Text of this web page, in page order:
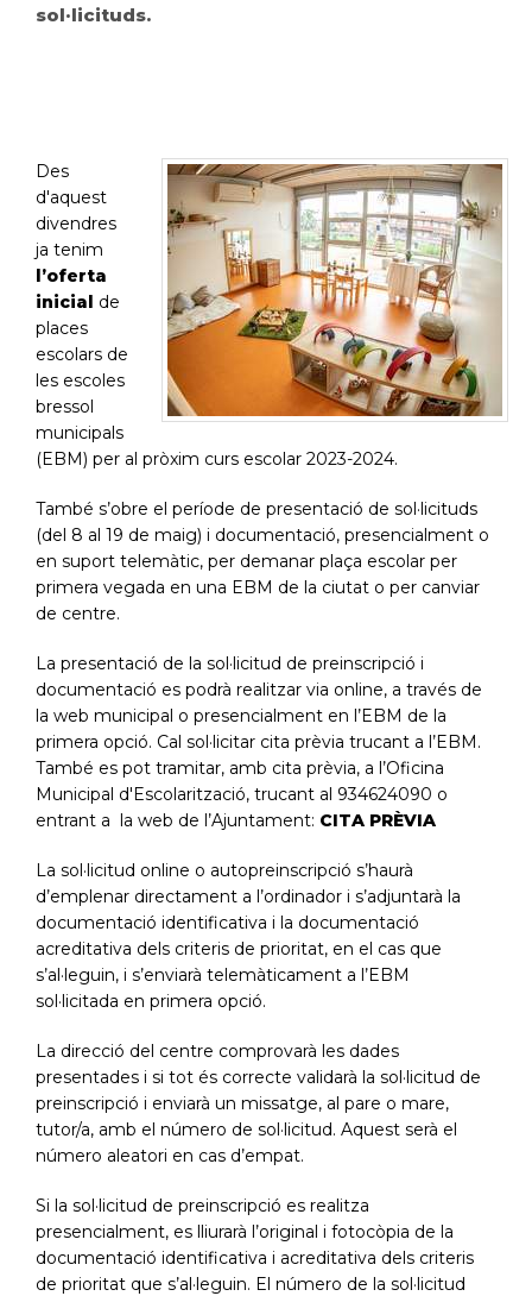
sol·licituds.
Des
d'aquest
divendres
ja tenim
l’oferta
inicial de
places
escolars de
les escoles
bressol
municipals
(EBM) per al pròxim curs escolar 2023-2024.
També s’obre el període de presentació de sol·licituds
(del 8 al 19 de maig) i documentació, presencialment o
en suport telemàtic, per demanar plaça escolar per
primera vegada en una EBM de la ciutat o per canviar
de centre.
La presentació de la sol·licitud de preinscripció i
documentació es podrà realitzar via online, a través de
la web municipal o presencialment en l’EBM de la
primera opció. Cal sol·licitar cita prèvia trucant a l’EBM.
També es pot tramitar, amb cita prèvia, a l’Oficina
Municipal d'Escolarització, trucant al 934624090 o
entrant a la web de l’Ajuntament: CITA PRÈVIA
La sol·licitud online o autopreinscripció s’haurà
d’emplenar directament a l’ordinador i s’adjuntarà la
documentació identificativa i la documentació
acreditativa dels criteris de prioritat, en el cas que
s’al·leguin, i s’enviarà telemàticament a l’EBM
sol·licitada en primera opció.
La direcció del centre comprovarà les dades
presentades i si tot és correcte validarà la sol·licitud de
preinscripció i enviarà un missatge, al pare o mare,
tutor/a, amb el número de sol·licitud. Aquest serà el
número aleatori en cas d’empat.
Si la sol·licitud de preinscripció es realitza
presencialment, es lliurarà l’original i fotocòpia de la
documentació identificativa i acreditativa dels criteris
de prioritat que s’al·leguin. El número de la sol·licitud